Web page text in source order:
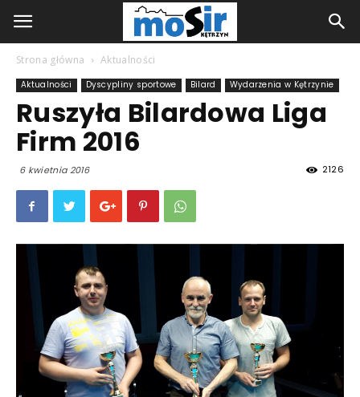
Strona główna Aktualności
Aktualności Dyscypliny sportowe Bilard Wydarzenia w Kętrzynie
Ruszyła Bilardowa Liga
Firm 2016
6 kwietnia 2016 2126